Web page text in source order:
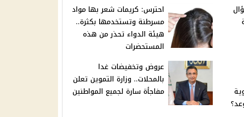
احترس: كريمات شعر بها مواد
مسرطنة وتستخدمها بكثرة..
هيئة الدواء تحذر من هذه
المستحضرات
عروض وتخفيضات غدا
بالمحلات.. وزارة التموين تعلن
مفاجأة سارة لجميع المواطنين